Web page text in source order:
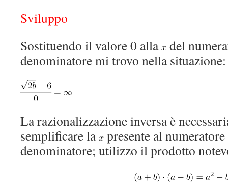
Sviluppo
Sostituendo il valore 0 alla
del
denominatore mi trovo nella situazione:
La razionalizzazione inversa è
semplificare la
presente al
denominatore; utilizzo il prodotto